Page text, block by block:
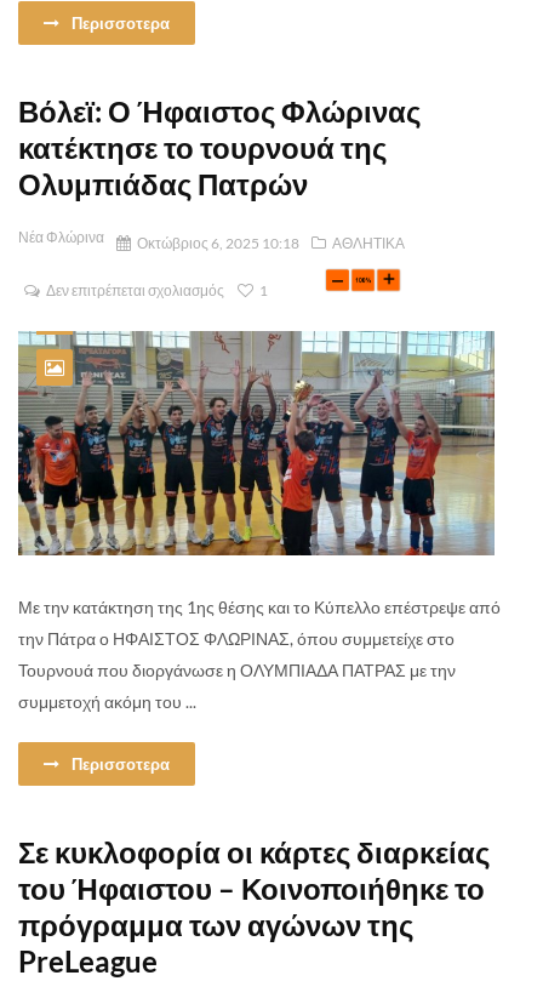
Περισσοτερα
Βόλεϊ: Ο Ήφαιστος Φλώρινας
κατέκτησε το τουρνουά της
Ολυμπιάδας Πατρών
Νέα Φλώρινα Οκτώβριος 6, 2025 10:18 ΑΘΛΗΤΙΚΑ
Δεν επιτρέπεται σχολιασμός 1
Με την κατάκτηση της 1ης θέσης και το Κύπελλο επέστρεψε από
την Πάτρα ο ΗΦΑΙΣΤΟΣ ΦΛΩΡΙΝΑΣ, όπου συμμετείχε στο
Τουρνουά που διοργάνωσε η ΟΛΥΜΠΙΑΔΑ ΠΑΤΡΑΣ με την
συμμετοχή ακόμη του ...
Περισσοτερα
Σε κυκλοφορία οι κάρτες διαρκείας
του Ήφαιστου – Κοινοποιήθηκε το
πρόγραμμα των αγώνων της
PreLeague